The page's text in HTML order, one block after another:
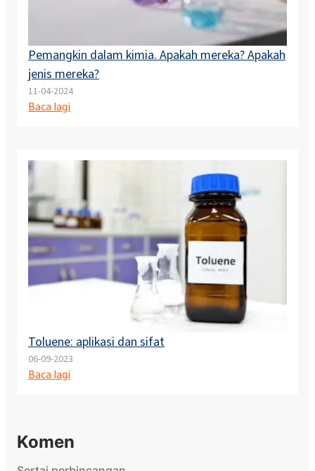
Pemangkin dalam kimia. Apakah mereka? Apakah
jenis mereka?
11-04-2024
Baca lagi
Toluene: aplikasi dan sifat
06-09-2023
Baca lagi
Komen